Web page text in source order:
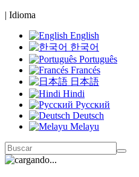
| Idioma
English
한국어
Português
Francés
日本語
Hindi
Русский
Deutsch
Melayu